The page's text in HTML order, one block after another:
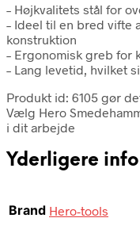
– Højkvalitets stål for
– Ideel til en bred vifte
konstruktion
– Ergonomisk greb for
– Lang levetid, hvilket
Produkt id: 6105 gør
Vælg Hero
i dit arbejde
Yderligere
Brand Hero-tools